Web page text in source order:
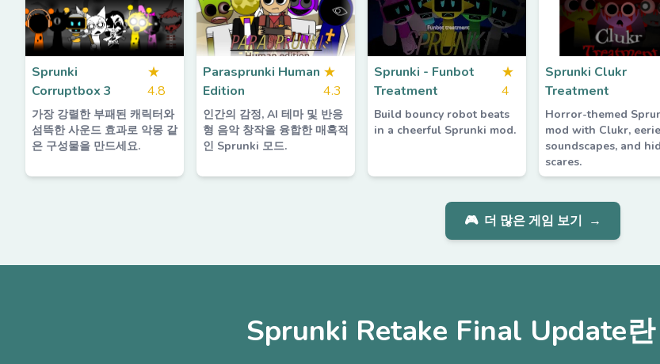
Sprunki
Corruptbox 3
★
4.8
가장 강렬한 부패된 캐릭터와
섬뜩한 사운드 효과로 악몽 같
은 구성물을 만드세요.
Parasprunki Human
Edition
★
4.3
인간의 감정, AI 테마 및 반응
형 음악 창작을 융합한 매혹적
인 Sprunki 모드.
Sprunki - Funbot
Treatment
★
4
Build bouncy robot beats
in a cheerful Sprunki mod.
Sprunki Clukr
Treatment
Horror-themed
mod with Clukr, eerie
soundscapes, and
scares.
🎮 더 많은 게임 보기 →
Sprunki Retake Final Update란